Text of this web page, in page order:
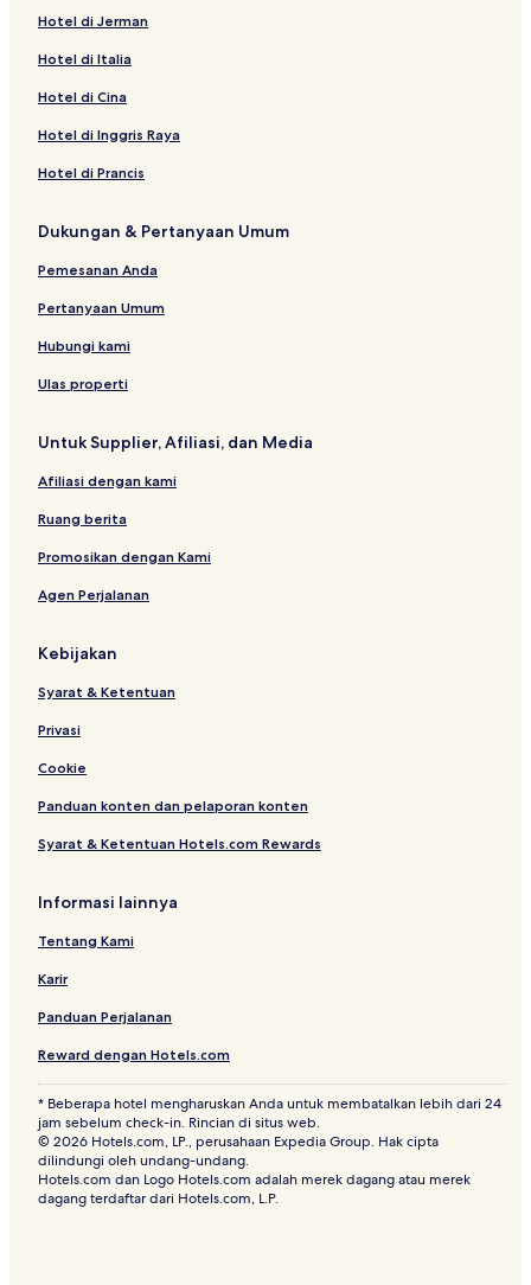
Hotel di Jerman
Hotel di Italia
Hotel di Cina
Hotel di Inggris Raya
Hotel di Prancis
Dukungan & Pertanyaan Umum
Pemesanan Anda
Pertanyaan Umum
Hubungi kami
Ulas properti
Untuk Supplier, Afiliasi, dan Media
Afiliasi dengan kami
Ruang berita
Promosikan dengan Kami
Agen Perjalanan
Kebijakan
Syarat & Ketentuan
Privasi
Cookie
Panduan konten dan pelaporan konten
Syarat & Ketentuan Hotels.com Rewards
Informasi lainnya
Tentang Kami
Karir
Panduan Perjalanan
Reward dengan Hotels.com
* Beberapa hotel mengharuskan Anda untuk membatalkan lebih dari 24
jam sebelum check-in. Rincian di situs web.
© 2026 Hotels.com, LP., perusahaan Expedia Group. Hak cipta
dilindungi oleh undang-undang.
Hotels.com dan Logo Hotels.com adalah merek dagang atau merek
dagang terdaftar dari Hotels.com, L.P.